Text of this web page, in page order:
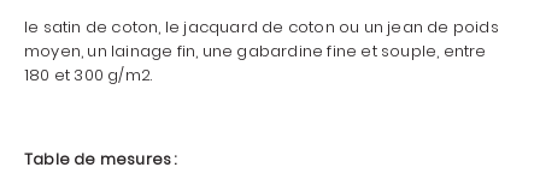
le satin de coton, le jacquard de coton ou un jean de poids
moyen, un lainage fin, une gabardine fine et souple, entre
180 et 300 g/m2.
Table de mesures :